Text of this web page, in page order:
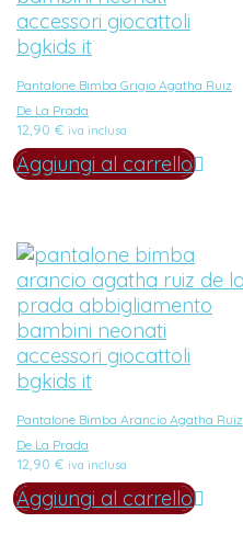
Pantalone Bimba Grigio Agatha Ruiz
De La Prada
12,90 € iva inclusa
Aggiungi al carrello
Pantalone Bimba Arancio Agatha Ruiz
De La Prada
12,90 € iva inclusa
Aggiungi al carrello